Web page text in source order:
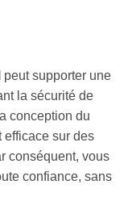
peut supporter une
la sécurité de
conception du
efficace sur des
conséquent, vous
confiance, sans